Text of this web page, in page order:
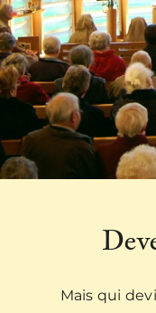
Mais qui